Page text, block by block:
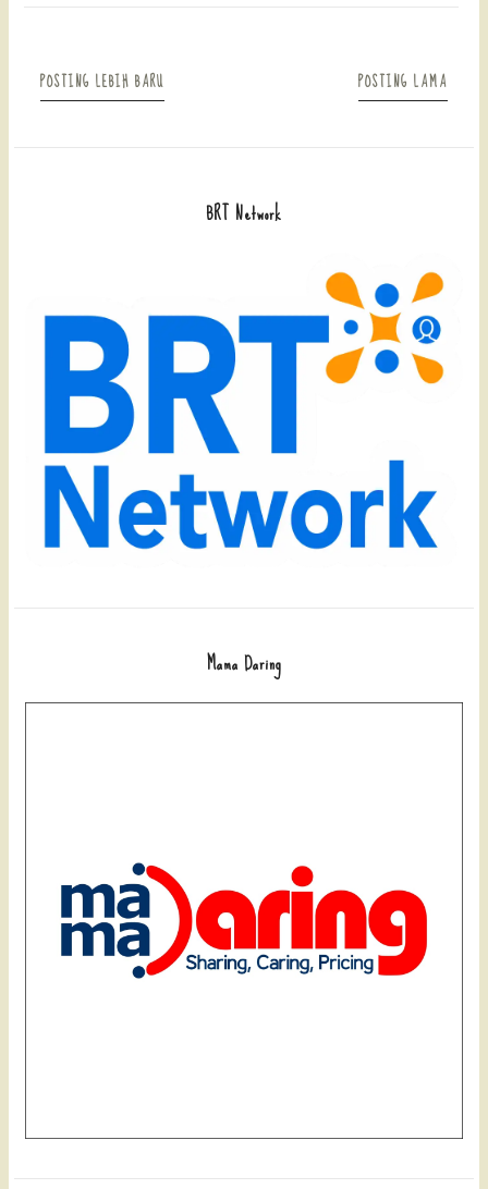
POSTING LEBIH BARU POSTING LAMA
BRT Network
Mama Daring